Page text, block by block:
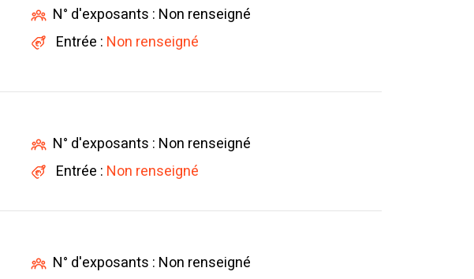
N° d'exposants : Non renseigné
Entrée : Non renseigné
N° d'exposants : Non renseigné
Entrée : Non renseigné
N° d'exposants : Non renseigné